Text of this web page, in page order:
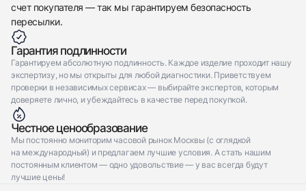
счет покупателя — так мы гарантируем безопасность
пересылки.
Гарантия подлинности
Гарантируем абсолютную подлинность. Каждое изделие проходит нашу
экспертизу, но мы открыты для любой диагностики. Приветствуем
проверки в независимых сервисах — выбирайте экспертов, которым
доверяете лично, и убеждайтесь в качестве перед покупкой.
Честное ценообразование
Мы постоянно мониторим часовой рынок Москвы (с оглядкой
на международный) и предлагаем лучшие условия. А стать нашим
постоянным клиентом — одно удовольствие — у вас всегда будут
лучшие цены!